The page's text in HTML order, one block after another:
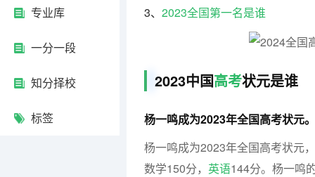
专业库
一分一段
知分择校
标签
3、 2023全国第一名是谁
2023中国高考状元是谁
杨一鸣成为2023年全国高考状元。
杨一鸣成为2023年全国高考状元
数学150分， 英语144分。杨一鸣